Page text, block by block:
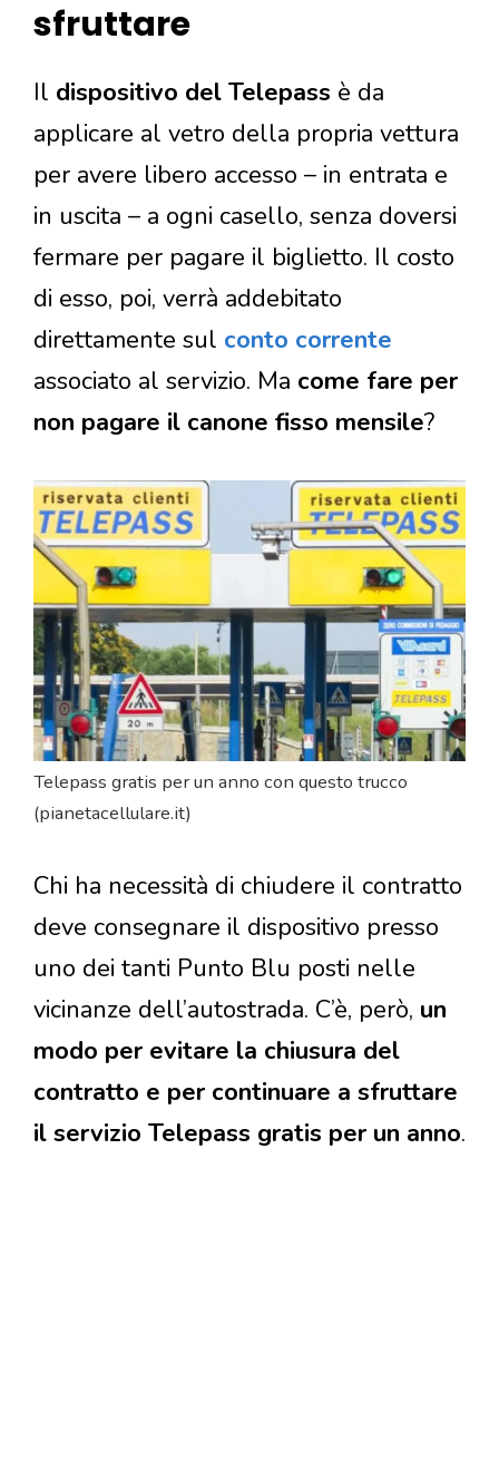
sfruttare
Il dispositivo del Telepass è da
applicare al vetro della propria vettura
per avere libero accesso – in entrata e
in uscita – a ogni casello, senza doversi
fermare per pagare il biglietto. Il costo
di esso, poi, verrà addebitato
direttamente sul conto corrente
associato al servizio. Ma come fare per
non pagare il canone fisso mensile?
Telepass gratis per un anno con questo trucco
(pianetacellulare.it)
Chi ha necessità di chiudere il contratto
deve consegnare il dispositivo presso
uno dei tanti Punto Blu posti nelle
vicinanze dell’autostrada. C’è, però, un
modo per evitare la chiusura del
contratto e per continuare a sfruttare
il servizio Telepass gratis per un anno.